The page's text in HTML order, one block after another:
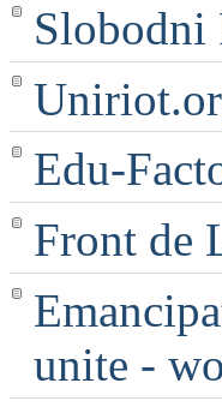
Edu-
Front de
unite -